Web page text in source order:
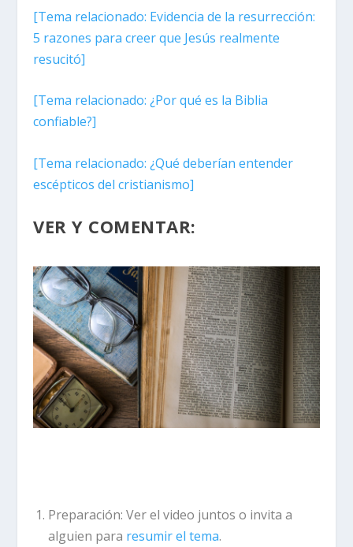
[Tema relacionado: Evidencia de la resurrección:
5 razones para creer que Jesús realmente
resucitó]
[Tema relacionado:¿Por qué es la Biblia
confiable?]
[Tema relacionado:¿Qué deberían entender
escépticos del cristianismo]
VER Y COMENTAR:
Preparación: Ver el video juntos o invita a
alguien para resumir el tema.